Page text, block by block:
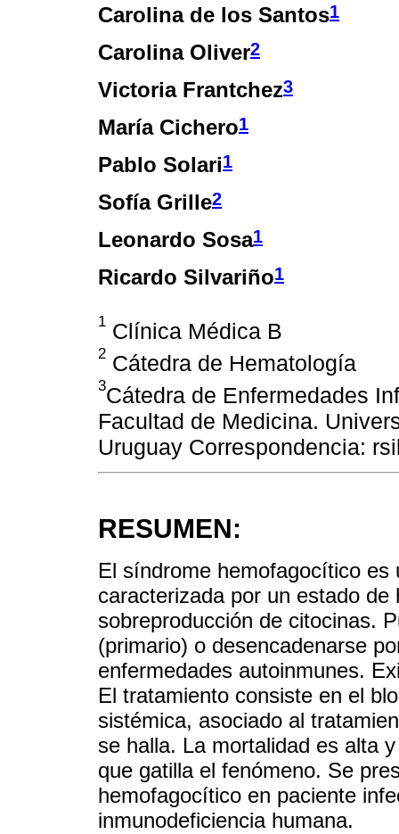
Carolina de los Santos1
Carolina Oliver2
Victoria Frantchez3
María Cichero1
Pablo Solari1
Sofía Grille2
Leonardo Sosa1
Ricardo Silvariño1
1 Clínica Médica B
2 Cátedra de Hematología
3Cátedra de Enfermedades
Facultad de Medicina.
Uruguay Correspondencia:
RESUMEN:
El síndrome hemofagocítico
caracterizada por un estado
sobreproducción de citocinas.
(primario) o desencadenarse
enfermedades autoinmunes.
El tratamiento consiste en el
sistémica, asociado al
se halla. La mortalidad es alta
que gatilla el fenómeno. Se
hemofagocítico en paciente
inmunodeficiencia humana.